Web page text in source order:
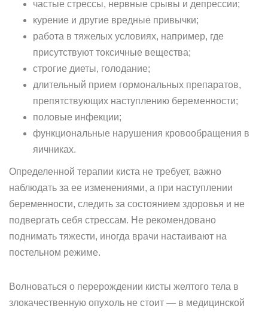
частые стрессы, нервные срывы и депрессии;
курение и другие вредные привычки;
работа в тяжелых условиях, например, где
присутствуют токсичные вещества;
строгие диеты, голодание;
длительный прием гормональных препаратов,
препятствующих наступлению беременности;
половые инфекции;
функциональные нарушения кровообращения в
яичниках.
Определенной терапии киста не требует, важно
наблюдать за ее изменениями, а при наступлении
беременности, следить за состоянием здоровья и не
подвергать себя стрессам. Не рекомендовано
поднимать тяжести, иногда врачи настаивают на
постельном режиме.
Волноваться о перерождении кисты желтого тела в
злокачественную опухоль не стоит — в медицинской